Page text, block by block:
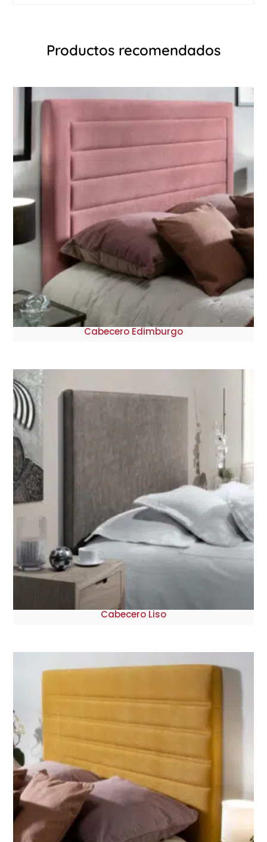
Productos recomendados
Cabecero Edimburgo
Cabecero Liso